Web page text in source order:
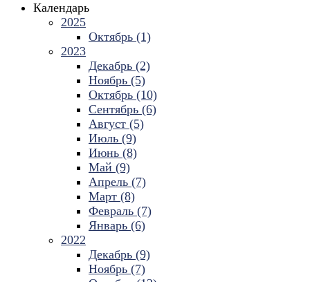
Календарь
2025
Октябрь (1)
2023
Декабрь (2)
Ноябрь (5)
Октябрь (10)
Сентябрь (6)
Август (5)
Июль (9)
Июнь (8)
Май (9)
Апрель (7)
Март (8)
Февраль (7)
Январь (6)
2022
Декабрь (9)
Ноябрь (7)